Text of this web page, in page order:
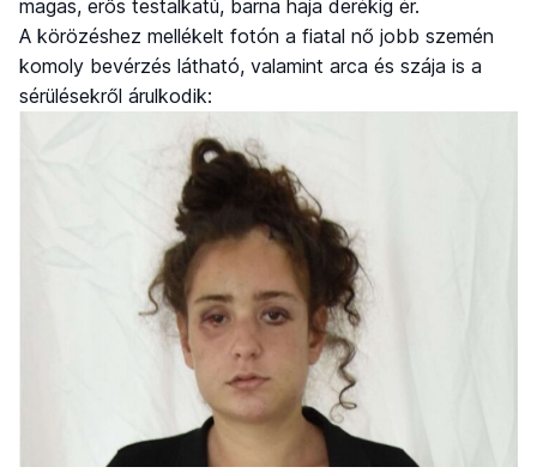
magas, erős testalkatú, barna haja derékig ér.
A körözéshez mellékelt fotón a fiatal nő jobb szemén
komoly bevérzés látható, valamint arca és szája is a
sérülésekről árulkodik: